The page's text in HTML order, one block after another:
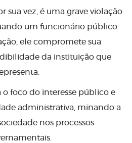
sua vez, é uma grave violação
um funcionário público
ele compromete sua
da instituição que
o foco do interesse público e
administrativa, minando a
nos processos